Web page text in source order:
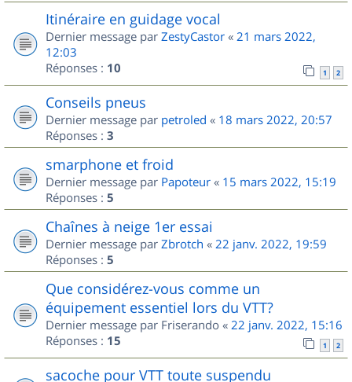
Itinéraire en guidage vocal
Dernier message par ZestyCastor « 21 mars 2022,
12:03
Réponses : 10 1 2
Conseils pneus
Dernier message par petroled « 18 mars 2022, 20:57
Réponses : 3
smarphone et froid
Dernier message par Papoteur « 15 mars 2022, 15:19
Réponses : 5
Chaînes à neige 1er essai
Dernier message par Zbrotch « 22 janv. 2022, 19:59
Réponses : 5
Que considérez-vous comme un
équipement essentiel lors du VTT?
Dernier message par Friserando « 22 janv. 2022, 15:16
Réponses : 15 1 2
sacoche pour VTT toute suspendu